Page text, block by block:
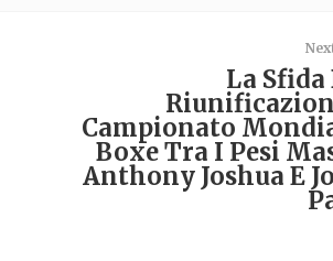
La Sfida
Campionato
Boxe Tra I Pesi
Anthony Joshua E